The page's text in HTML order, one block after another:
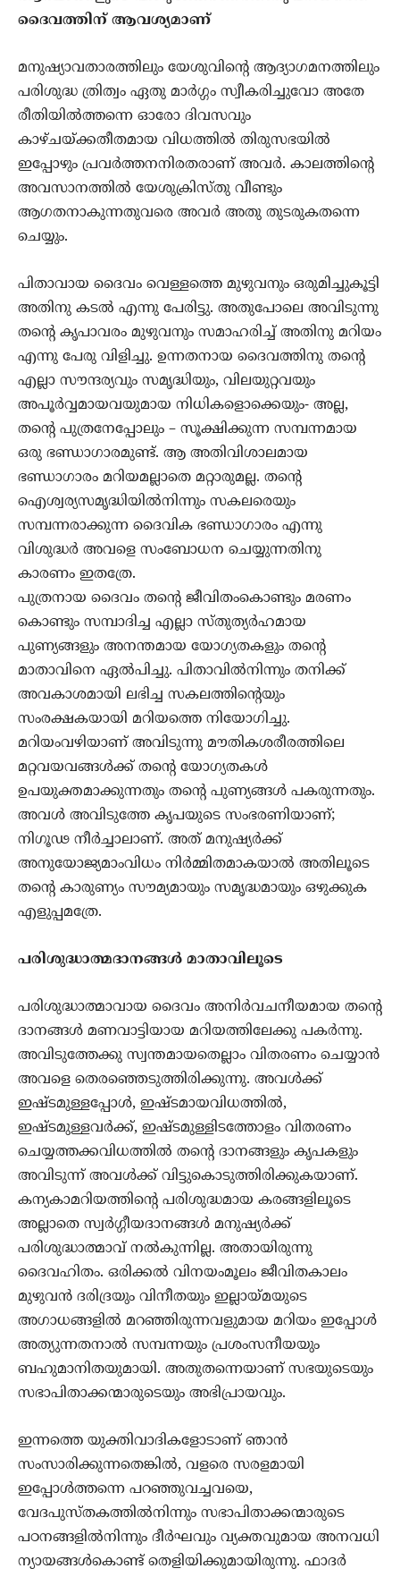
ദൈവത്തിന് ആവശ്യമാണ്
മനുഷ്യാവതാരത്തിലും യേശുവിന്റെ ആദ്യാഗമനത്തിലും
പരിശുദ്ധ ത്രിത്വം ഏതു മാര്‍ഗ്ഗം സ്വീകരിച്ചുവോ അതേ
രീതിയില്‍ത്തന്നെ ഓരോ ദിവസവും
കാഴ്ചയ്ക്കതീതമായ വിധത്തില്‍ തിരുസഭയില്‍
ഇപ്പോഴും പ്രവര്‍ത്തനനിരതരാണ് അവര്‍. കാലത്തിന്റെ
അവസാനത്തില്‍ യേശുക്രിസ്തു വീണ്ടും
ആഗതനാകുന്നതുവരെ അവര്‍ അതു തുടരുകതന്നെ
ചെയ്യും.
പിതാവായ ദൈവം വെള്ളത്തെ മുഴുവനും ഒരുമിച്ചുകൂട്ടി
അതിനു കടല്‍ എന്നു പേരിട്ടു. അതുപോലെ അവിടുന്നു
തന്റെ കൃപാവരം മുഴുവനും സമാഹരിച്ച് അതിനു മറിയം
എന്നു പേരു വിളിച്ചു. ഉന്നതനായ ദൈവത്തിനു തന്റെ
എല്ലാ സൗന്ദര്യവും സമൃദ്ധിയും, വിലയുറ്റവയും
അപൂര്‍വ്വമായവയുമായ നിധികളൊക്കെയും- അല്ല,
തന്റെ പുത്രനേപ്പോലും – സൂക്ഷിക്കുന്ന സമ്പന്നമായ
ഒരു ഭണ്ഡാഗാരമുണ്ട്. ആ അതിവിശാലമായ
ഭണ്ഡാഗാരം മറിയമല്ലാതെ മറ്റാരുമല്ല. തന്റെ
ഐശ്വര്യസമൃദ്ധിയില്‍നിന്നും സകലരെയും
സമ്പന്നരാക്കുന്ന ദൈവിക ഭണ്ഡാഗാരം എന്നു
വിശുദ്ധര്‍ അവളെ സംബോധന ചെയ്യുന്നതിനു
കാരണം ഇതത്രേ.
പുത്രനായ ദൈവം തന്റെ ജീവിതംകൊണ്ടും മരണം
കൊണ്ടും സമ്പാദിച്ച എല്ലാ സ്തുത്യര്‍ഹമായ
പുണ്യങ്ങളും അനന്തമായ യോഗ്യതകളും തന്റെ
മാതാവിനെ ഏല്‍പിച്ചു. പിതാവില്‍നിന്നും തനിക്ക്
അവകാശമായി ലഭിച്ച സകലത്തിന്റെയും
സംരക്ഷകയായി മറിയത്തെ നിയോഗിച്ചു.
മറിയംവഴിയാണ് അവിടുന്നു മൗതികശരീരത്തിലെ
മറ്റവയവങ്ങള്‍ക്ക് തന്റെ യോഗ്യതകള്‍
ഉപയുക്തമാക്കുന്നതും തന്റെ പുണ്യങ്ങള്‍ പകരുന്നതും.
അവള്‍ അവിടുത്തേ കൃപയുടെ സംഭരണിയാണ്;
നിഗൂഢ നീര്‍ച്ചാലാണ്. അത് മനുഷ്യര്‍ക്ക്
അനുയോജ്യമാംവിധം നിര്‍മ്മിതമാകയാല്‍ അതിലൂടെ
തന്റെ കാരുണ്യം സൗമ്യമായും സമൃദ്ധമായും ഒഴുക്കുക
എളുപ്പമത്രേ.
പരിശുദ്ധാത്മദാനങ്ങള്‍ മാതാവിലൂടെ
പരിശുദ്ധാത്മാവായ ദൈവം അനിര്‍വചനീയമായ തന്റെ
ദാനങ്ങള്‍ മണവാട്ടിയായ മറിയത്തിലേക്കു പകര്‍ന്നു.
അവിടുത്തേക്കു സ്വന്തമായതെല്ലാം വിതരണം ചെയ്യാന്‍
അവളെ തെരഞ്ഞെടുത്തിരിക്കുന്നു. അവള്‍ക്ക്
ഇഷ്ടമുള്ളപ്പോള്‍, ഇഷ്ടമായവിധത്തില്‍,
ഇഷ്ടമുള്ളവര്‍ക്ക്, ഇഷ്ടമുള്ളിടത്തോളം വിതരണം
ചെയ്യത്തക്കവിധത്തില്‍ തന്റെ ദാനങ്ങളും കൃപകളും
അവിടുന്ന് അവള്‍ക്ക് വിട്ടുകൊടുത്തിരിക്കുകയാണ്.
കന്യകാമറിയത്തിന്റെ പരിശുദ്ധമായ കരങ്ങളിലൂടെ
അല്ലാതെ സ്വര്‍ഗ്ഗീയദാനങ്ങള്‍ മനുഷ്യര്‍ക്ക്
പരിശുദ്ധാത്മാവ് നല്‍കുന്നില്ല. അതായിരുന്നു
ദൈവഹിതം. ഒരിക്കല്‍ വിനയംമൂലം ജീവിതകാലം
മുഴുവന്‍ ദരിദ്രയും വിനീതയും ഇല്ലായ്മയുടെ
അഗാധങ്ങളില്‍ മറഞ്ഞിരുന്നവളുമായ മറിയം ഇപ്പോള്‍
അത്യുന്നതനാല്‍ സമ്പന്നയും പ്രശംസനീയയും
ബഹുമാനിതയുമായി. അതുതന്നെയാണ് സഭയുടെയും
സഭാപിതാക്കന്മാരുടെയും അഭിപ്രായവും.
ഇന്നത്തെ യുക്തിവാദികളോടാണ് ഞാന്‍
സംസാരിക്കുന്നതെങ്കില്‍, വളരെ സരളമായി
ഇപ്പോള്‍ത്തന്നെ പറഞ്ഞുവച്ചവയെ,
വേദപുസ്തകത്തില്‍നിന്നും സഭാപിതാക്കന്മാരുടെ
പഠനങ്ങളില്‍നിന്നും ദീര്‍ഘവും വ്യക്തവുമായ അനവധി
ന്യായങ്ങള്‍കൊണ്ട് തെളിയിക്കുമായിരുന്നു. ഫാദര്‍